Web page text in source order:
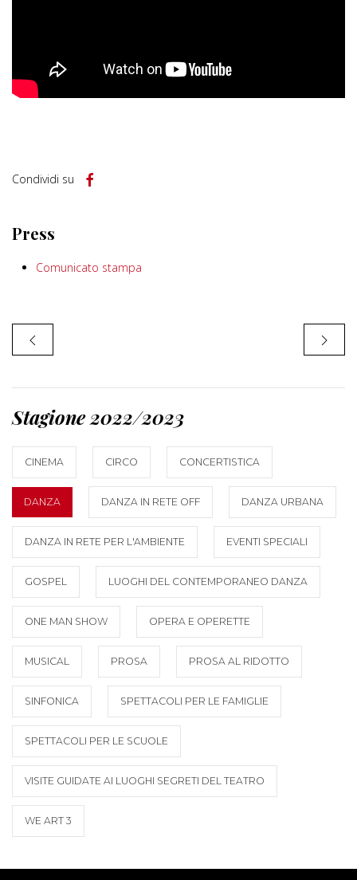
Condividi su
Press
Comunicato stampa
Stagione 2022/2023
CINEMA CIRCO CONCERTISTICA
DANZA DANZA IN RETE OFF DANZA URBANA
DANZA IN RETE PER L'AMBIENTE EVENTI SPECIALI
GOSPEL LUOGHI DEL CONTEMPORANEO DANZA
ONE MAN SHOW OPERA E OPERETTE
MUSICAL PROSA PROSA AL RIDOTTO
SINFONICA SPETTACOLI PER LE FAMIGLIE
SPETTACOLI PER LE SCUOLE
VISITE GUIDATE AI LUOGHI SEGRETI DEL TEATRO
WE ART 3